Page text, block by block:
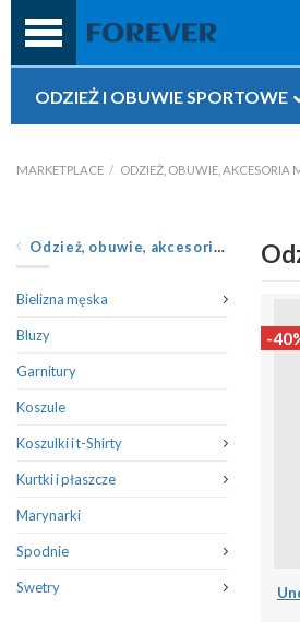
treści
ODZIEŻ I OBUWIE SPORTOWE
MARKETPLACE / ODZIEŻ, OBUWIE, AKCESORIA
Odzież, obuwie, akcesoria męskie
Bielizna męska
Bluzy
Garnitury
Koszule
Koszulki i t-Shirty
Kurtki i płaszcze
Marynarki
Spodnie
Swetry
-